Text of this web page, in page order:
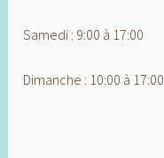
Samedi : 9:00 à 17:00
Dimanche : 10:00 à 17:00